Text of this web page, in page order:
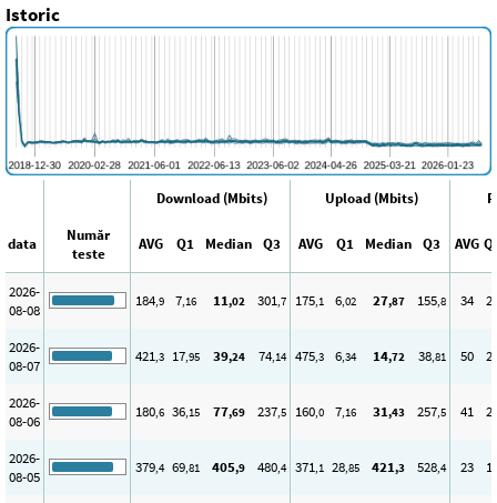
Istoric
Download (Mbits) Upload (Mbits)
data
Număr
teste
AVG Q1 Median Q3 AVG Q1 Median Q3 AVG
2026-
08-08
184,9 7,16 11,02 301,7 175,1 6,02 27,87 155,8 34
2026-
08-07
421,3 17,95 39,24 74,14 475,3 6,34 14,72 38,81 50
2026-
08-06
180,6 36,15 77,69 237,5 160,0 7,16 31,43 257,5 41
2026-
08-05
379,4 69,81 405,9 480,4 371,1 28,85 421,3 528,4 23